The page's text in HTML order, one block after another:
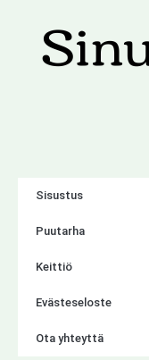
Sisustus
Puutarha
Keittiö
Evästeseloste
Ota yhteyttä